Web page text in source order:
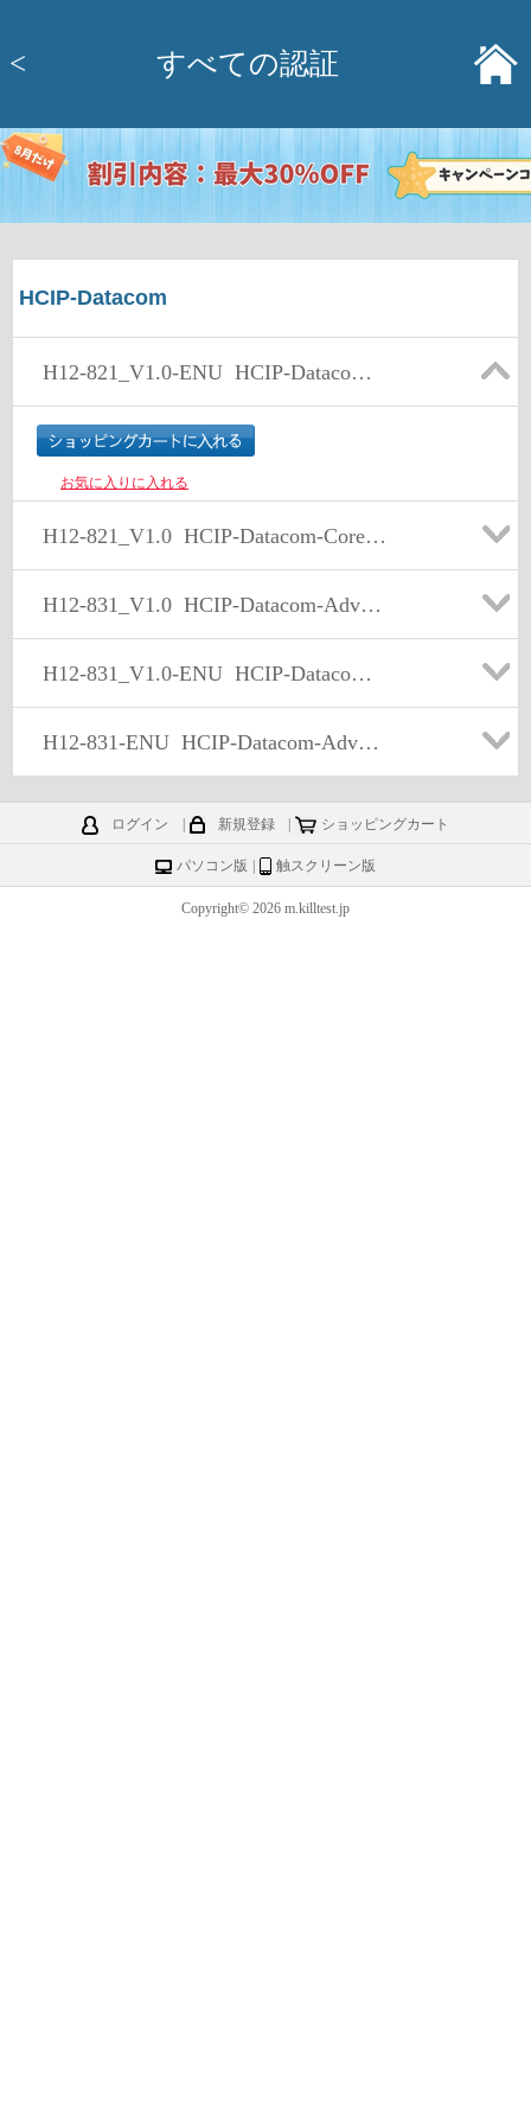
< すべての認証
HCIP-Datacom
H12-821_V1.0-ENU HCIP-Datacom-Core Technology V1.0
お気に入りに入れる
H12-821_V1.0 HCIP-Datacom-Core Technology V1.0
H12-831_V1.0 HCIP-Datacom-Advanced Routing & Switching Technology V1.0
H12-831_V1.0-ENU HCIP-Datacom-Advanced Routing & Switching Technology V1.0
H12-831-ENU HCIP-Datacom-Advanced Routing & Switching Technology V1.0
ログイン 新規登録 ショッピングカート
パソコン版 触スクリーン版
Copyright© 2026 m.killtest.jp